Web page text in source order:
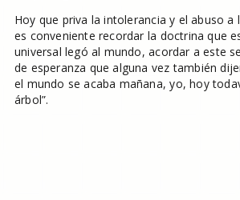
Hoy que priva la intolerancia y el abuso a
es conveniente recordar la doctrina que
universal legó al mundo, acordar a este
de esperanza que alguna vez también
el mundo se acaba mañana, yo, hoy
árbol”.